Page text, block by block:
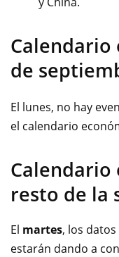
Calendario
de
El lunes, no hay
el calendario
Calendario
resto de la
El martes, los datos
estarán dando a